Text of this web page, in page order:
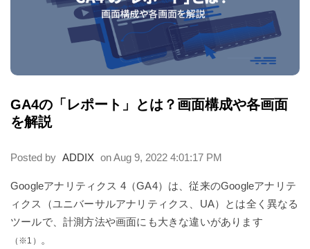
GA4の「レポート」とは？画面構成や各画面
を解説
Posted by ADDIX on Aug 9, 2022 4:01:17 PM
Googleアナリティクス 4（GA4）は、従来のGoogleアナリテ
ィクス（ユニバーサルアナリティクス、UA）とは全く異なる
ツールで、計測方法や画面にも大きな違いがあります
（※1） 。